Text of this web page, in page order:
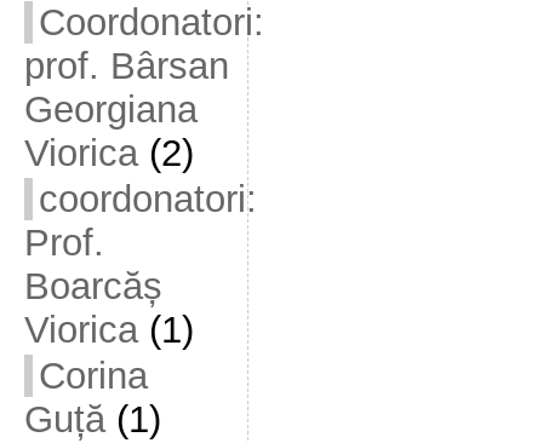
Coordonatori:
prof. Bârsan
Georgiana
Viorica(2)
coordonatori:
Prof.
Boarcăș
Viorica(1)
Corina
Guță(1)